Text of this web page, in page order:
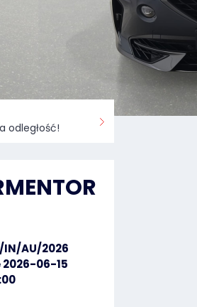
odległość!
IN/AU/2026
2026-06-15